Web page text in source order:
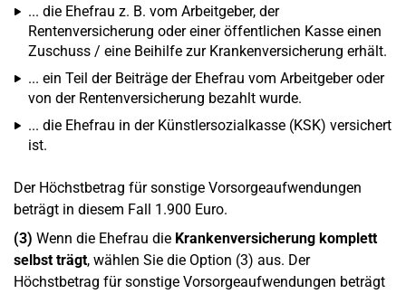
... die Ehefrau z. B. vom Arbeitgeber, der
Rentenversicherung oder einer öffentlichen Kasse einen
Zuschuss / eine Beihilfe zur Krankenversicherung erhält.
... ein Teil der Beiträge der Ehefrau vom Arbeitgeber oder
von der Rentenversicherung bezahlt wurde.
... die Ehefrau in der Künstlersozialkasse (KSK) versichert
ist.
Der Höchstbetrag für sonstige Vorsorgeaufwendungen
beträgt in diesem Fall 1.900 Euro.
(3) Wenn die Ehefrau die Krankenversicherung komplett
selbst trägt, wählen Sie die Option (3) aus. Der
Höchstbetrag für sonstige Vorsorgeaufwendungen beträgt